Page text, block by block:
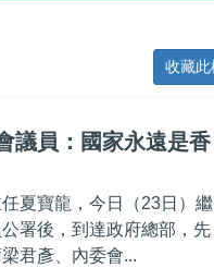
收藏此
議員：國家永遠是香
夏寶龍，今日（23日）繼
署後，到達政府總部，先
君彥、內委會...